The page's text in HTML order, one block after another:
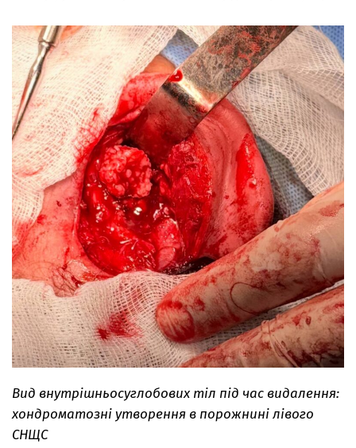
Вид внутрішньосуглобових тіл під час видалення:
хондроматозні утворення в порожнині лівого
СНЩС